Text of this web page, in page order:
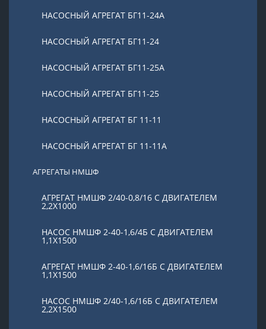
НАСОСНЫЙ АГРЕГАТ БГ11-24А
НАСОСНЫЙ АГРЕГАТ БГ11-24
НАСОСНЫЙ АГРЕГАТ БГ11-25А
НАСОСНЫЙ АГРЕГАТ БГ11-25
НАСОСНЫЙ АГРЕГАТ БГ 11-11
НАСОСНЫЙ АГРЕГАТ БГ 11-11А
АГРЕГАТЫ НМШФ
АГРЕГАТ НМШФ 2/40-0,8/16 С ДВИГАТЕЛЕМ
2,2Х1000
НАСОС НМШФ 2-40-1,6/4Б С ДВИГАТЕЛЕМ
1,1Х1500
АГРЕГАТ НМШФ 2-40-1,6/16Б С ДВИГАТЕЛЕМ
1,1Х1500
НАСОС НМШФ 2/40-1,6/16Б С ДВИГАТЕЛЕМ
2,2Х1500